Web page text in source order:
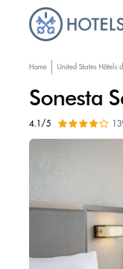
Home United States Hôtels
Sonesta
4.1/5